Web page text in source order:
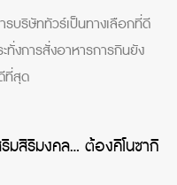
รบริษัททัวร์เป็นทางเลือกที่ดี
ทั่งการสั่งอาหารการกินยัง
ที่สุด
มสิริมงคล… ต้องคิโนซากิ